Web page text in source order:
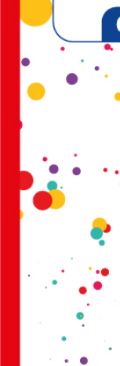
BLOKNOTLAR
MAGNETLER
MAGSAFE
MASA
SETLERİ
MOUSE
ORGANİZERLER